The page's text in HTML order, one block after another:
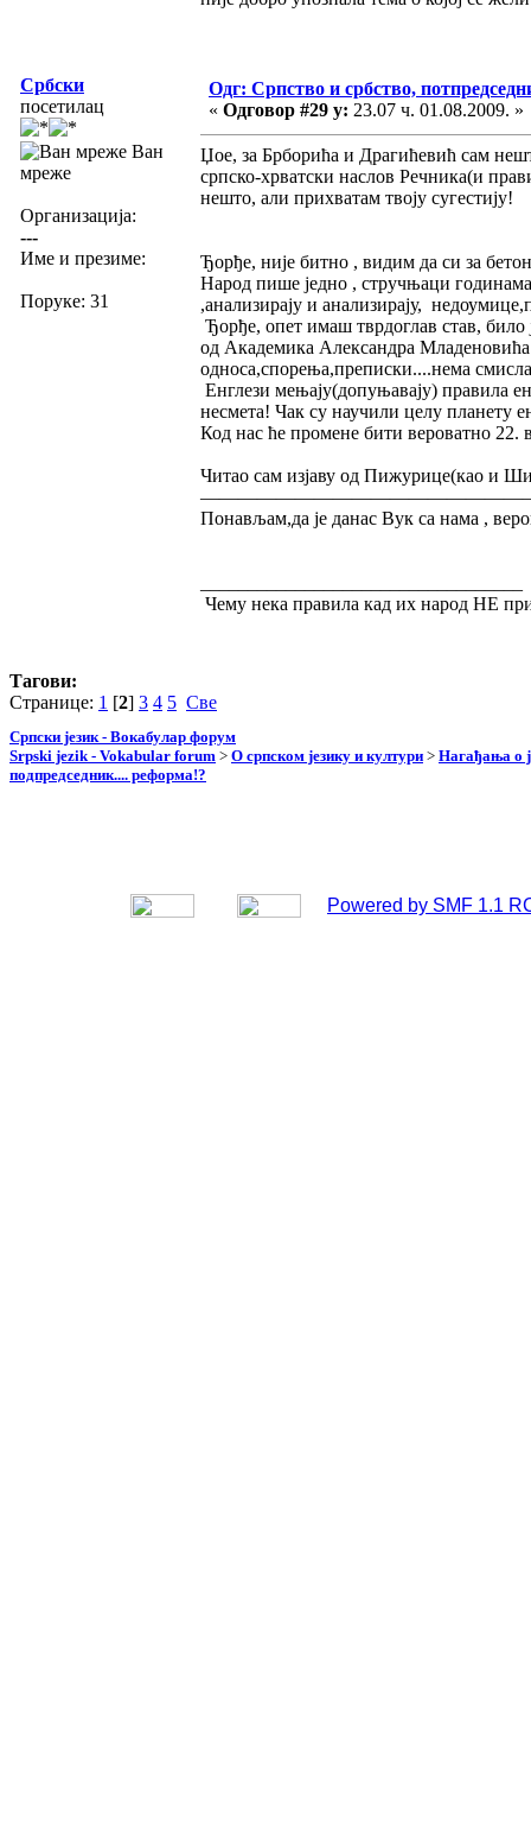
Србски
посетилац
Ван
мреже
Организација:
---
Име и презиме:
Поруке: 31
Одг: Српство и србство,
« Одговор #29 у: 23.07 ч. 01.08.2009. »
Џое, за Брборића и Драгићевић сам
српско-хрватски наслов Речника(и
нешто, али прихватам твоју сугестију!
Ђорђе, није битно , видим да си за
Народ пише једно , стручњаци
,анализирају и анализирају,
Ђорђе, опет имаш тврдоглав став,
од Академика Александра Младеновића
односа,спорења,преписки....нема
Енглези мењају(допуњавају) правила
несмета! Чак су научили целу планету
Код нас ће промене бити вероватно 22.
Читао сам изјаву од Пижурице(као и
Понављам,да је данас Вук са нама ,
Чему нека правила кад их народ НЕ
Тагови:
Странице: 1 [2] 3 4 5 Све
Српски језик - Вокабулар форум
Srpski jezik - Vokabular forum > О српском језику и култури > Нагађања о
подпредседник.... реформа!?
Powered by SMF 1.1